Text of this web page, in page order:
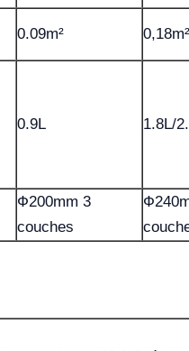
0.09m²
0.9L 1.8L/
Ф200mm 3
couches